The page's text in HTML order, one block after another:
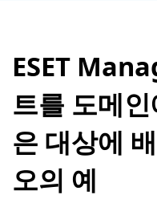
ESET
트를 도메
은 대상에
오의 예